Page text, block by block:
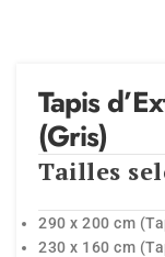
Tapis
(Gris)
Tailles
290 x 200 cm
230 x 160 cm